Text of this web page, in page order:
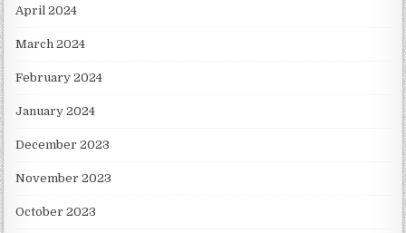
April 2024
March 2024
February 2024
January 2024
December 2023
November 2023
October 2023